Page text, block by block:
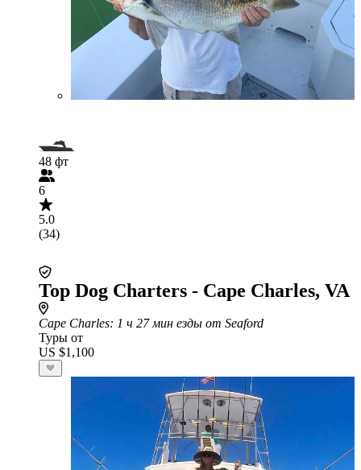
48 фт
6
5.0
(34)
Top Dog Charters - Cape Charles, VA
Cape Charles: 1 ч 27 мин езды от Seaford
Туры от
US $1,100